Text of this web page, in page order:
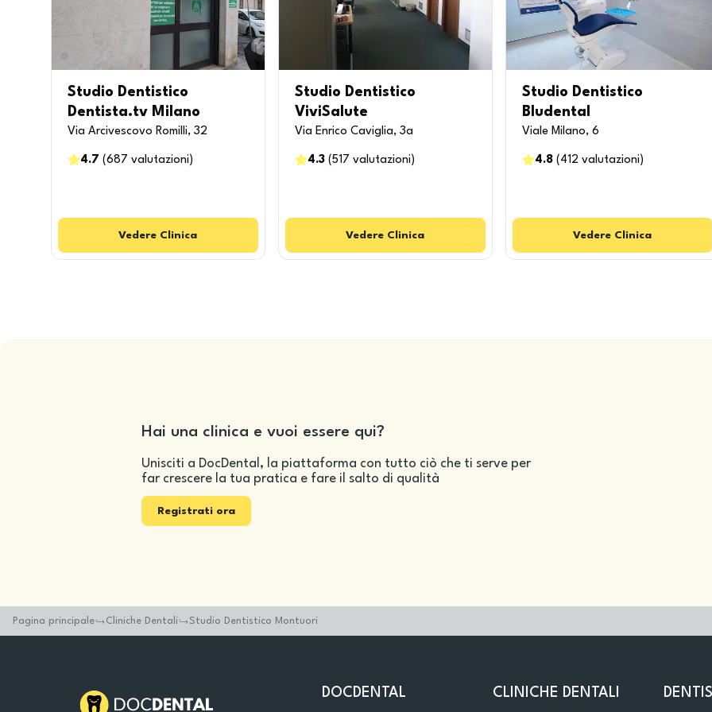
Studio Dentistico
Dentista.tv Milano
Via Arcivescovo Romilli, 32
4.7 (687 valutazioni )
Vedere Clinica
Studio Dentistico
ViviSalute
Via Enrico Caviglia, 3a
4.3(517 valutazioni )
Vedere Clinica
Studio Dentistico
Bludental
Viale Milano, 6
4.8( 412 valutazioni )
Vedere Clinica
Hai una clinica e vuoi essere qui?
Unisciti a DocDental, la piattaforma con tutto ciò che ti serve per
far crescere la tua pratica e fare il salto di qualità
Registrati ora
Pagina principale Cliniche Dentali Studio Dentistico Montuori
DOCDENTAL CLINICHE DENTALI